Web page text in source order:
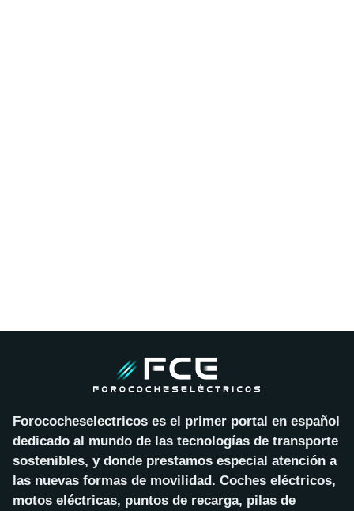
Forococheselectricos es el primer portal en español
dedicado al mundo de las tecnologías de transporte
sostenibles, y donde prestamos especial atención a
las nuevas formas de movilidad. Coches eléctricos,
motos eléctricas, puntos de recarga, pilas de